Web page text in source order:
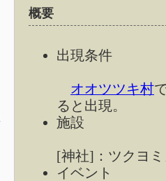
概要
出現条件
オオツツキ村
ると出現。
施設
[神社]：ツクヨ
イベント